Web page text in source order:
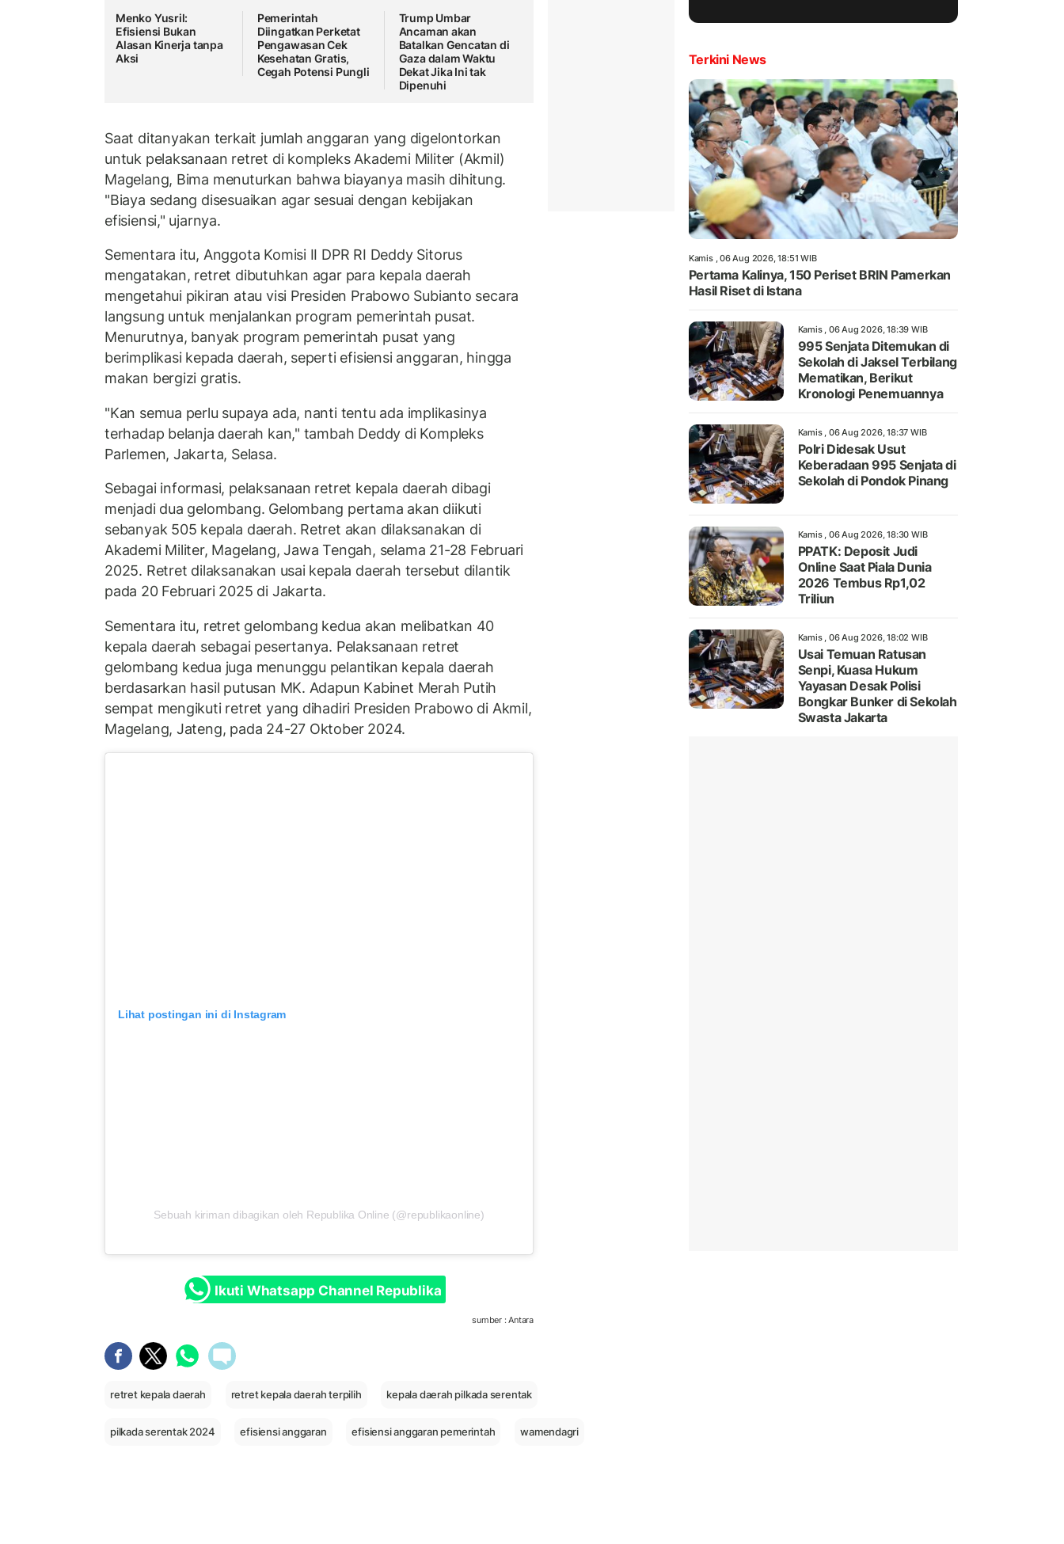
Menko Yusril:
Efisiensi Bukan
Alasan Kinerja tanpa
Aksi
Pemerintah
Diingatkan Perketat
Pengawasan Cek
Kesehatan Gratis,
Cegah Potensi Pungli
Trump Umbar
Ancaman akan
Batalkan Gencatan di
Gaza dalam Waktu
Dekat Jika Ini tak
Dipenuhi
Saat ditanyakan terkait jumlah anggaran yang digelontorkan
untuk pelaksanaan retret di kompleks Akademi Militer (Akmil)
Magelang, Bima menuturkan bahwa biayanya masih dihitung.
"Biaya sedang disesuaikan agar sesuai dengan kebijakan
efisiensi," ujarnya.
Sementara itu, Anggota Komisi II DPR RI Deddy Sitorus
mengatakan, retret dibutuhkan agar para kepala daerah
mengetahui pikiran atau visi Presiden Prabowo Subianto secara
langsung untuk menjalankan program pemerintah pusat.
Menurutnya, banyak program pemerintah pusat yang
berimplikasi kepada daerah, seperti efisiensi anggaran, hingga
makan bergizi gratis.
"Kan semua perlu supaya ada, nanti tentu ada implikasinya
terhadap belanja daerah kan," tambah Deddy di Kompleks
Parlemen, Jakarta, Selasa.
Sebagai informasi, pelaksanaan retret kepala daerah dibagi
menjadi dua gelombang. Gelombang pertama akan diikuti
sebanyak 505 kepala daerah. Retret akan dilaksanakan di
Akademi Militer, Magelang, Jawa Tengah, selama 21-28 Februari
2025. Retret dilaksanakan usai kepala daerah tersebut dilantik
pada 20 Februari 2025 di Jakarta.
Sementara itu, retret gelombang kedua akan melibatkan 40
kepala daerah sebagai pesertanya. Pelaksanaan retret
gelombang kedua juga menunggu pelantikan kepala daerah
berdasarkan hasil putusan MK. Adapun Kabinet Merah Putih
sempat mengikuti retret yang dihadiri Presiden Prabowo di Akmil,
Magelang, Jateng, pada 24-27 Oktober 2024.
Lihat postingan ini di Instagram
Sebuah kiriman dibagikan oleh Republika Online (@republikaonline)
Ikuti Whatsapp Channel Republika
sumber : Antara
retret kepala daerah retret kepala daerah terpilih kepala daerah pilkada serentak
pilkada serentak 2024 efisiensi anggaran efisiensi anggaran pemerintah wamendagri
Terkini News
Kamis , 06 Aug 2026, 18:51 WIB
Pertama Kalinya, 150 Periset BRIN Pamerkan
Hasil Riset di Istana
Kamis , 06 Aug 2026, 18:39 WIB
995 Senjata Ditemukan di
Sekolah di Jaksel Terbilang
Mematikan, Berikut
Kronologi Penemuannya
Kamis , 06 Aug 2026, 18:37 WIB
Polri Didesak Usut
Keberadaan 995 Senjata di
Sekolah di Pondok Pinang
Kamis , 06 Aug 2026, 18:30 WIB
PPATK: Deposit Judi
Online Saat Piala Dunia
2026 Tembus Rp1,02
Triliun
Kamis , 06 Aug 2026, 18:02 WIB
Usai Temuan Ratusan
Senpi, Kuasa Hukum
Yayasan Desak Polisi
Bongkar Bunker di Sekolah
Swasta Jakarta